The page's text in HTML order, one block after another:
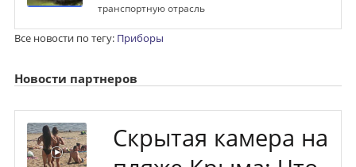
транспортную отрасль
Все новости по тегу: Приборы
Новости партнеров
Скрытая камера на